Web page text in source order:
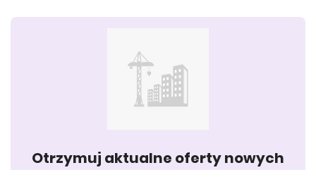
Otrzymuj aktualne oferty nowych